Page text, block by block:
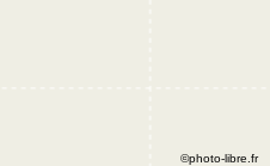
©photo-libre.fr